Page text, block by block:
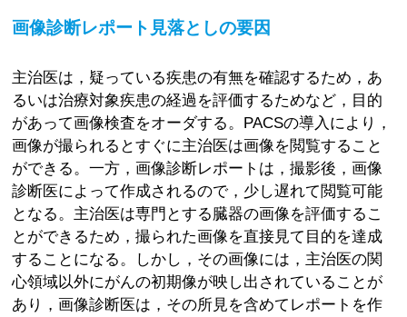
画像診断レポート見落としの要因
主治医は，疑っている疾患の有無を確認するため，あ
るいは治療対象疾患の経過を評価するためなど，目的
があって画像検査をオーダする。PACSの導入により，
画像が撮られるとすぐに主治医は画像を閲覧すること
ができる。一方，画像診断レポートは，撮影後，画像
診断医によって作成されるので，少し遅れて閲覧可能
となる。主治医は専門とする臓器の画像を評価するこ
とができるため，撮られた画像を直接見て目的を達成
することになる。しかし，その画像には，主治医の関
心領域以外にがんの初期像が映し出されていることが
あり，画像診断医は，その所見を含めてレポートを作